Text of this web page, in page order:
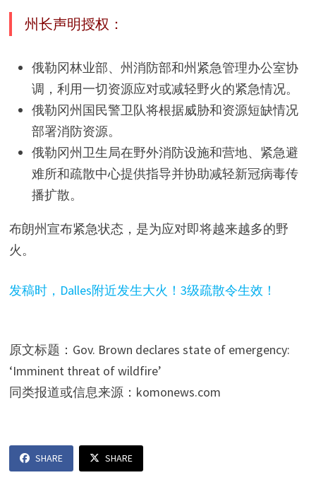
州长声明授权：
俄勒冈林业部、州消防部和州紧急管理办公室协
调，利用一切资源应对或减轻野火的紧急情况。
俄勒冈州国民警卫队将根据威胁和资源短缺情况
部署消防资源。
俄勒冈州卫生局在野外消防设施和营地、紧急避
难所和疏散中心提供指导并协助减轻新冠病毒传
播扩散。
布朗州宣布紧急状态，是为应对即将越来越多的野
火。
发稿时，Dalles附近发生大火！3级疏散令生效！
原文标题：Gov. Brown declares state of emergency:
‘Imminent threat of wildfire’
同类报道或信息来源：komonews.com
SHARE SHARE